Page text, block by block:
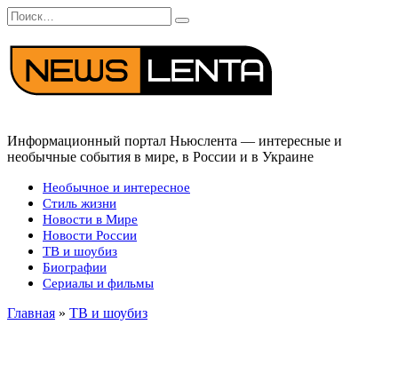
Перейти
к
содержанию
Search
for:
Информационный портал Ньюслента — интересные и
необычные события в мире, в России и в Украине
Необычное и интересное
Стиль жизни
Новости в Мире
Новости России
ТВ и шоубиз
Биографии
Сериалы и фильмы
Главная » ТВ и шоубиз